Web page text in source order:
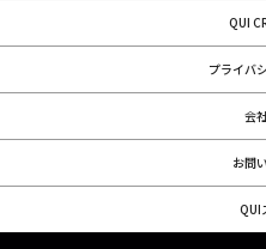
QUI
プライバ
会
お問
QUI